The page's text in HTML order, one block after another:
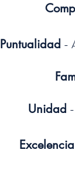
Puntualidad -
Unidad
Excelencia